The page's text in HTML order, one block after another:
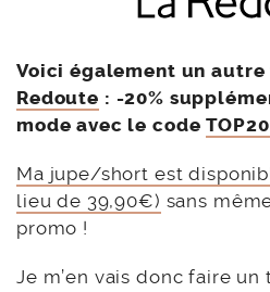
Voici également un
Redoute : -20%
mode avec le codeTOP20
Ma jupe/short est
lieu de 39,90€) sans
promo !
Je m’en vais donc faire